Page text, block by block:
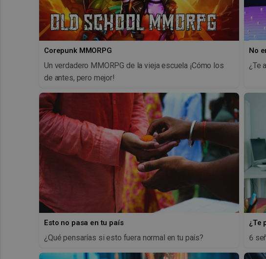
Corepunk MMORPG
Un verdadero MMORPG de la vieja escuela ¡Cómo los
de antes, pero mejor!
No
¿Te
Esto no pasa en tu país
¿Qué pensarías si esto fuera normal en tu país?
¿Te
6